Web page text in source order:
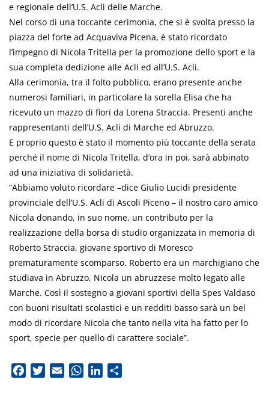
e regionale dell’U.S. Acli delle Marche.
Nel corso di una toccante cerimonia, che si è svolta presso la
piazza del forte ad Acquaviva Picena, è stato ricordato
l’impegno di Nicola Tritella per la promozione dello sport e la
sua completa dedizione alle Acli ed all’U.S. Acli.
Alla cerimonia, tra il folto pubblico, erano presente anche
numerosi familiari, in particolare la sorella Elisa che ha
ricevuto un mazzo di fiori da Lorena Straccia. Presenti anche
rappresentanti dell’U.S. Acli di Marche ed Abruzzo.
E proprio questo è stato il momento più toccante della serata
perché il nome di Nicola Tritella, d’ora in poi, sarà abbinato
ad una iniziativa di solidarietà.
“Abbiamo voluto ricordare –dice Giulio Lucidi presidente
provinciale dell’U.S. Acli di Ascoli Piceno – il nostro caro amico
Nicola donando, in suo nome, un contributo per la
realizzazione della borsa di studio organizzata in memoria di
Roberto Straccia, giovane sportivo di Moresco
prematuramente scomparso. Roberto era un marchigiano che
studiava in Abruzzo, Nicola un abruzzese molto legato alle
Marche. Così il sostegno a giovani sportivi della Spes Valdaso
con buoni risultati scolastici e un redditi basso sarà un bel
modo di ricordare Nicola che tanto nella vita ha fatto per lo
sport, specie per quello di carattere sociale”.
FacebookTwitterEmail WhatsApp
LinkedIn